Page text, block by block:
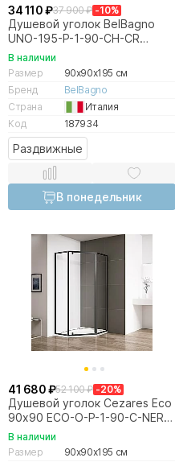
34 110 ₽37 900 ₽ -10%
Душевой уголок BelBagno
UNO-195-P-1-90-CH-CR
90х90 стекло шиншилла/
профиль хром
В наличии
Размер
90x90x195 см
Бренд
BelBagno
Страна
Италия
Код
187934
Раздвижные
В понедельник
41 680 ₽52 100 ₽ -20%
Душевой уголок Cezares Eco
90х90 ECO-O-P-1-90-C-NERO
стекло прозрачное/профиль
черный матовый
В наличии
Размер
90x90x195 см